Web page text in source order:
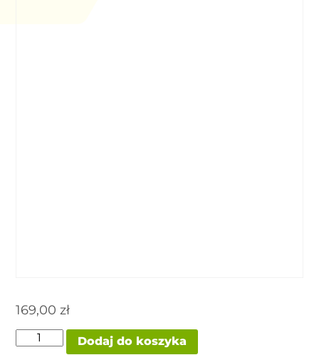
169,00zł
ilość
LIPO
Dodaj do koszyka